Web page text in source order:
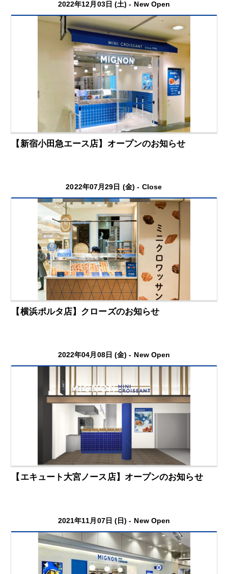
2022年12月03日 (土) - New Open
【新宿小田急エース店】オープンのお知らせ
2022年07月29日 (金) - Close
【横浜ポルタ店】クローズのお知らせ
2022年04月08日 (金) - New Open
【エキュート大宮ノース店】オープンのお知らせ
2021年11月07日 (日) - New Open